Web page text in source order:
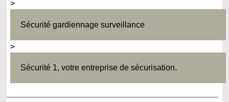
>
Sécurité gardiennage surveillance
>
Sécurité 1, votre entreprise de sécurisation.